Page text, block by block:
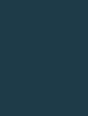
的には、あ
す。星座、
人生の道に
？
、場所に基
ために、時
思えるかも
きます。惑